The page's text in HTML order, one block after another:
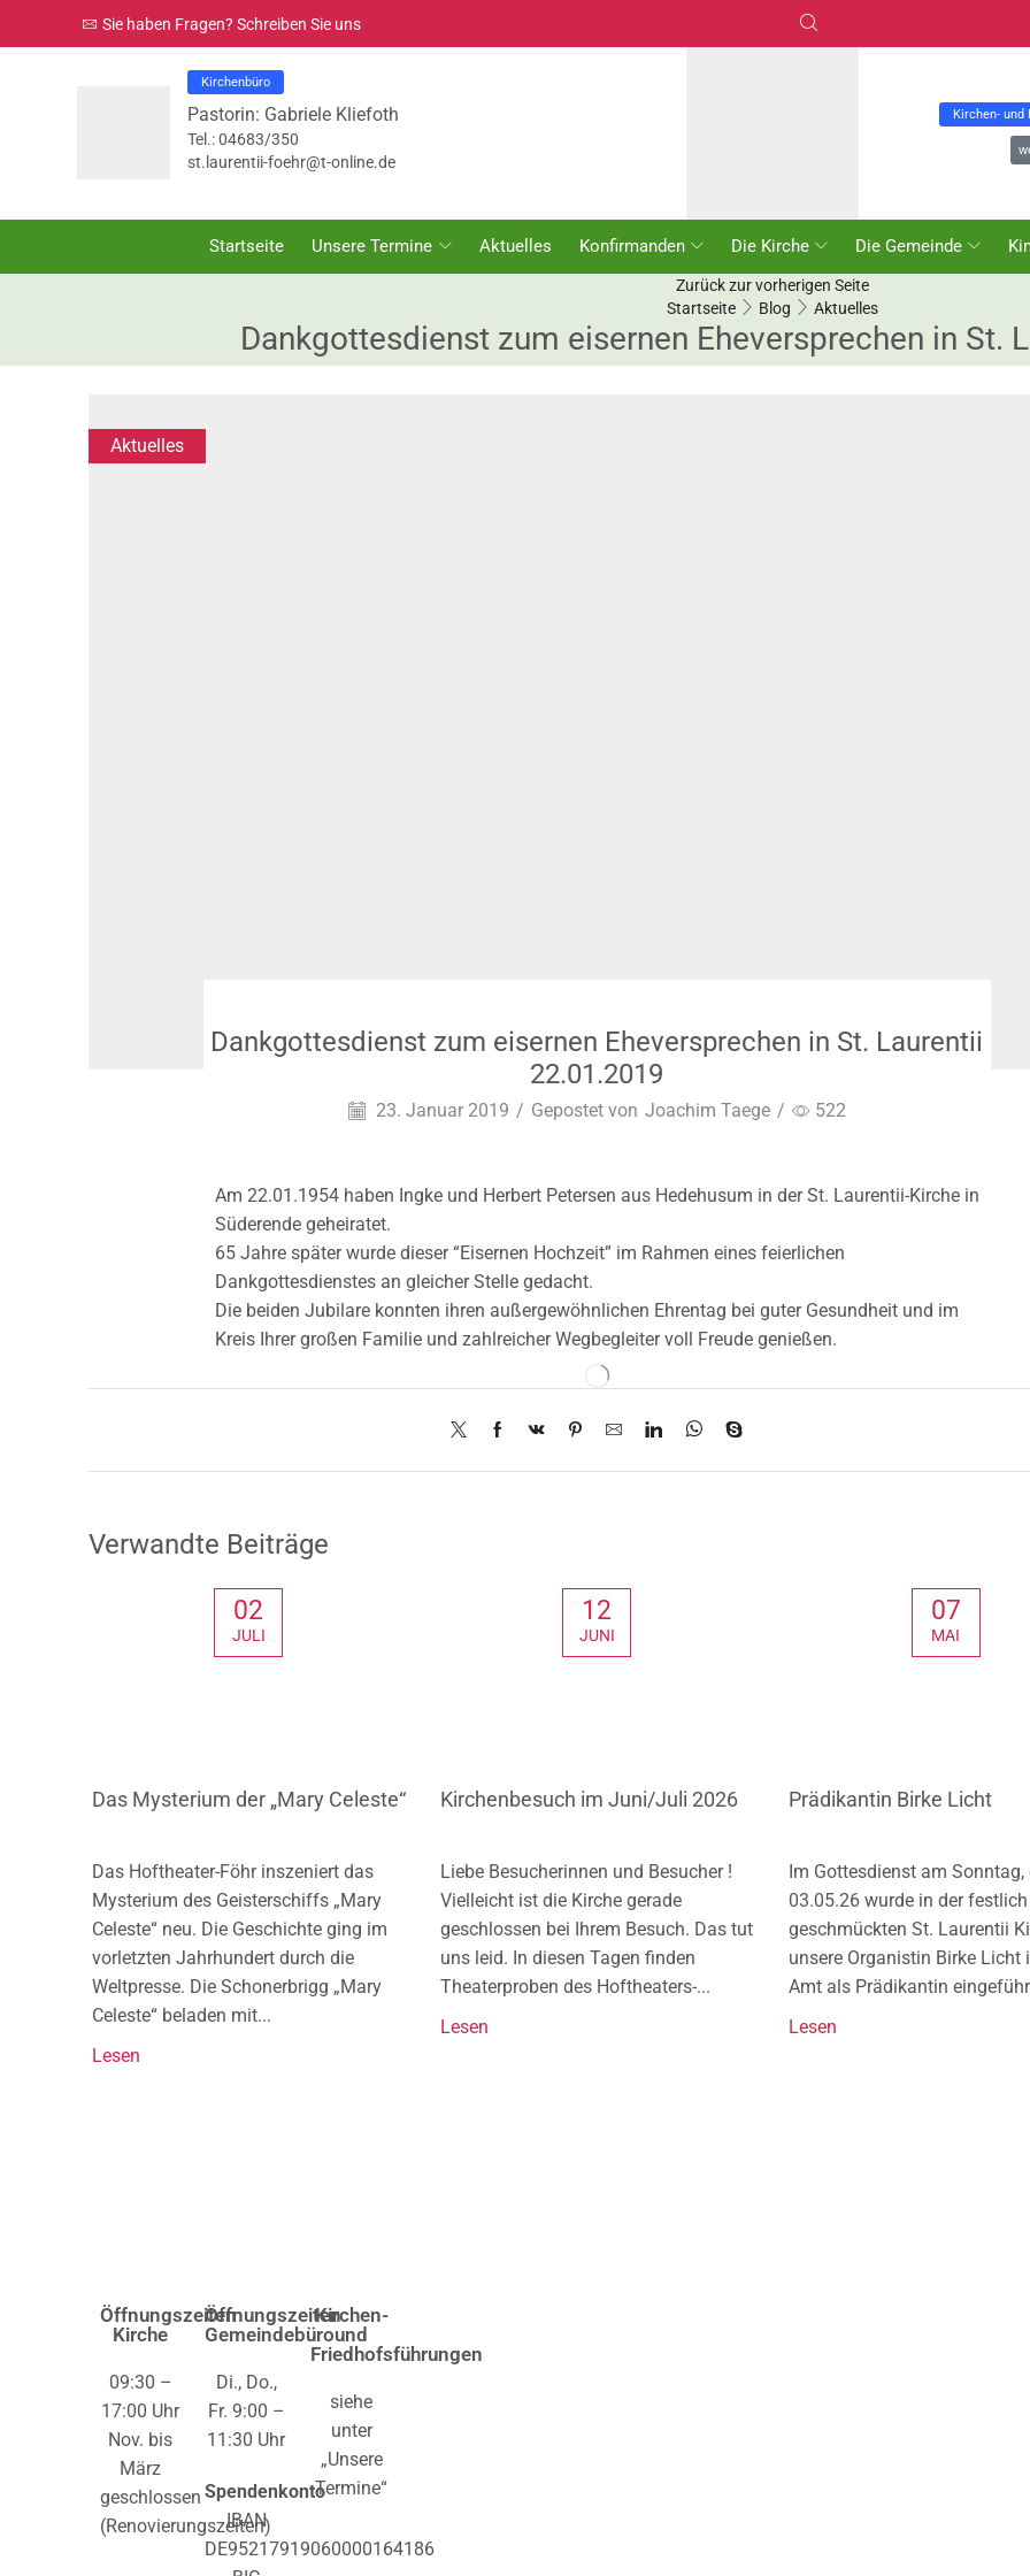
Sie haben Fragen? Schreiben Sie uns
Kirchenbüro
Pastorin: Gabriele Kliefoth
Tel.: 04683/350
st.laurentii-foehr@t-online.de
Kirchen- und
Startseite Unsere Termine Aktuelles Konfirmanden Die Kirche Die Gemeinde
Zurück zur vorherigen Seite
Startseite
Blog Aktuelles
Dankgottesdienst zum eisernen Eheversprechen in St.
Aktuelles
Dankgottesdienst zum eisernen Eheversprechen in St. Laurentii
22.01.2019
23. Januar 2019 / Gepostet von Joachim Taege / 522
Am 22.01.1954 haben Ingke und Herbert Petersen aus Hedehusum in der St. Laurentii-Kirche in
Süderende geheiratet.
65 Jahre später wurde dieser “Eisernen Hochzeit” im Rahmen eines feierlichen
Dankgottesdienstes an gleicher Stelle gedacht.
Die beiden Jubilare konnten ihren außergewöhnlichen Ehrentag bei guter Gesundheit und im
Kreis Ihrer großen Familie und zahlreicher Wegbegleiter voll Freude genießen.
Verwandte Beiträge
02
JULI
Das Mysterium der „Mary Celeste“
Das Hoftheater-Föhr inszeniert das
Mysterium des Geisterschiffs „Mary
Celeste“ neu. Die Geschichte ging im
vorletzten Jahrhundert durch die
Weltpresse. Die Schonerbrigg „Mary
Celeste“ beladen mit...
Lesen
12
JUNI
Kirchenbesuch im Juni/Juli 2026
Liebe Besucherinnen und Besucher !
Vielleicht ist die Kirche gerade
geschlossen bei Ihrem Besuch. Das tut
uns leid. In diesen Tagen finden
Theaterproben des Hoftheaters-...
Lesen
07
MAI
Prädikantin Birke Licht
Im Gottesdienst am Sonntag,
03.05.26 wurde in der festlich
geschmückten St. Laurentii
unsere Organistin Birke Licht
Amt als Prädikantin
Lesen
Öffnungszeiten
Kirche
09:30 –
17:00 Uhr
Nov. bis
März
geschlossen
(Renovierungszeiten)
Öffnungszeiten
Gemeindebüro
Di., Do.,
Fr. 9:00 –
11:30 Uhr
Spendenkonto
IBAN
DE95217919060000164186
Kirchen-
und
Friedhofsführungen
siehe
unter
„Unsere
Termine“